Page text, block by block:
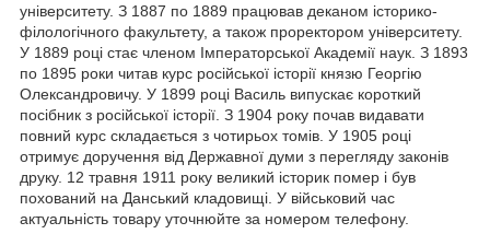
університету. З 1887 по 1889 працював деканом історико-
філологічного факультету, а також проректором університету.
У 1889 році стає членом Імператорської Академії наук. З 1893
по 1895 роки читав курс російської історії князю Георгію
Олександровичу. У 1899 році Василь випускає короткий
посібник з російської історії. З 1904 року почав видавати
повний курс складається з чотирьох томів. У 1905 році
отримує доручення від Державної думи з перегляду законів
друку. 12 травня 1911 року великий історик помер і був
похований на Данський кладовищі. У військовий час
актуальність товару уточнюйте за номером телефону.